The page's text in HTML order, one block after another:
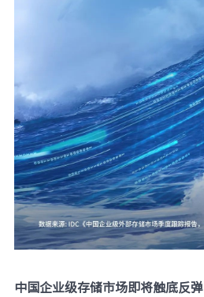
中国企业级存储市场即将触底反弹